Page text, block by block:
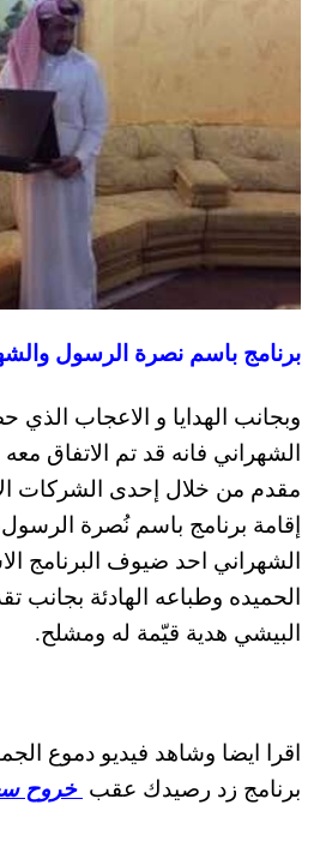
برنامج باسم نصرة الرسول
وبجانب الهدايا و الاعجاب
الشهراني فانه قد تم الاتفاق
مقدم من خلال إحدى الشركات
إقامة برنامج باسم نُصرة
الشهراني احد ضيوف البرنامج
الحميده وطباعه الهادئة بجانب
البيشي هدية قيّمة له ومشلح.
اقرا ايضا وشاهد فيديو دموع
برنامج زد رصيدك عقب خروح